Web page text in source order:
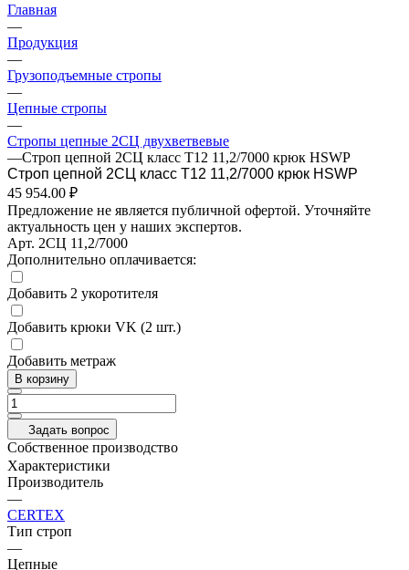
Главная
—
Продукция
—
Грузоподъемные стропы
—
Цепные стропы
—
Стропы цепные 2СЦ двухветвевые
—Строп цепной 2СЦ класс Т12 11,2/7000 крюк HSWP
Строп цепной 2СЦ класс Т12 11,2/7000 крюк HSWP
45 954.00 ₽
Предложение не является публичной офертой. Уточняйте
актуальность цен у наших экспертов.
Арт. 2СЦ 11,2/7000
Дополнительно оплачивается:
Добавить 2 укоротителя
Добавить крюки VK (2 шт.)
Добавить метраж
В корзину
Задать вопрос
Собственное производство
Характеристики
Производитель
—
CERTEX
Тип строп
—
Цепные